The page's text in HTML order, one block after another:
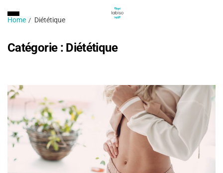
Home Diététique
Catégorie : Diététique